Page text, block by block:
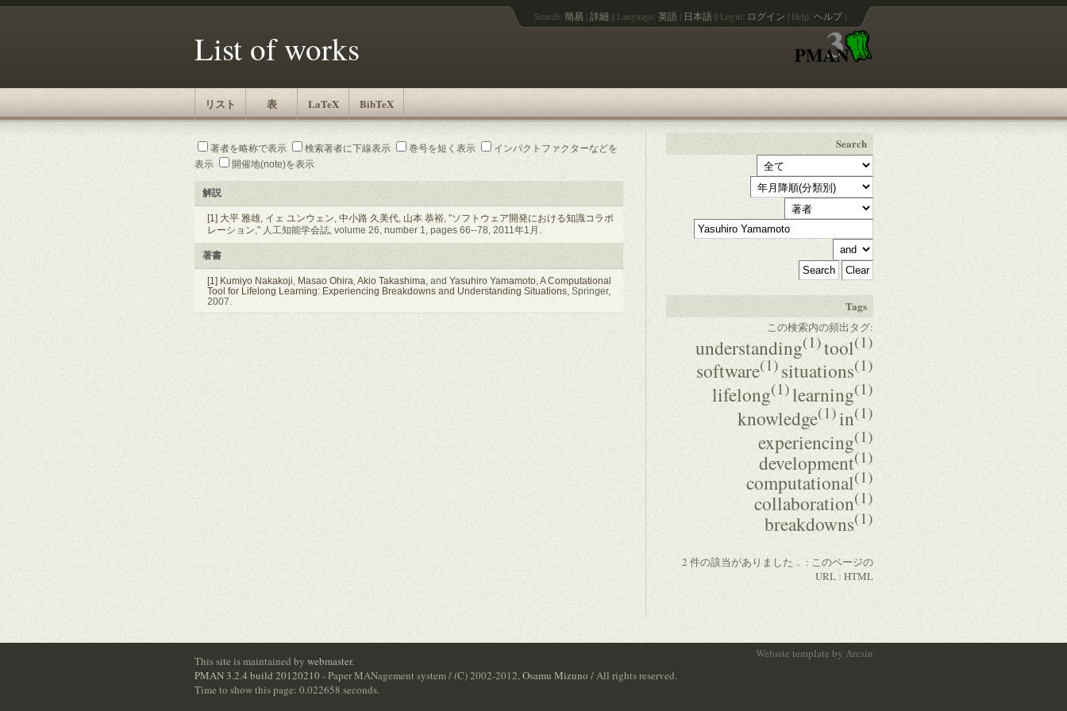
Search: 簡易 | 詳細 || Language: 英語 | 日本語 || Login: ログイン | Help: ヘルプ |
List of works
リスト 表 LaTeX BibTeX
著者を略称で表示 検索著者に下線表示 巻号を短く表示
インパクトファクターなどを
表示
開催地(note)を表示
解説
[1] 大平 雅雄, イェ ユンウェン 中小路 久美代, 山本 恭裕, "ソフトウェア開発における知識コラボ
レーション ," 人工知能学会誌, volume 26, number 1, pages 66--78, 2011年1月.
著書
[1] Kumiyo Nakakoji Masao Ohira Akio Takashima , and Yasuhiro Yamamoto A Computational
Tool for Lifelong Learning: Experiencing Breakdowns and Understanding Situations, Springer,
2007.
Search
Tags
この検索内の頻出タグ:
understanding(1)tool(1)
software(1)situations(1)
lifelong(1)learning(1)
knowledge(1)in(1)
experiencing(1)
development(1)
computational(1)
collaboration(1)
breakdowns(1)
2 件の該当がありました． : このページの
URL: HTML
This site is maintained by webmaster.
PMAN 3.2.4 build 20120210 - Paper MANagement system / (C) 2002-2012,Osamu Mizuno / All rights reserved.
Time to show this page: 0.022658 seconds.
Website template by Arcsin